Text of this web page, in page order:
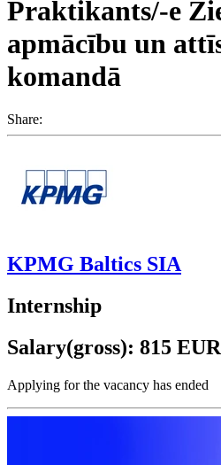
Praktikants/-e
apmācību un
komandā
Share:
KPMG Baltics SIA
Internship
Salary(gross): 815
Applying for the vacancy has ended